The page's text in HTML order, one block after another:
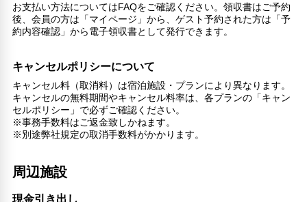
お支払い方法についてはFAQをご確認ください。領収書はご予約
後、会員の方は「マイページ」から、ゲスト予約された方は「予
約内容確認」から電子領収書として発行できます。
キャンセルポリシーについて
キャンセル料（取消料）は宿泊施設・プランにより異なります。
キャンセルの無料期間やキャンセル料率は、各プランの「キャン
セルポリシー」で必ずご確認ください。
※事務手数料はご返金致しかねます。
※別途弊社規定の取消手数料がかかります。
周辺施設
現金引き出し